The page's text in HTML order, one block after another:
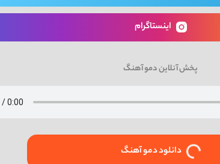
اینستاگرام
پخش آنلاین دمو آهنگ
دانلود دمو آهنگ